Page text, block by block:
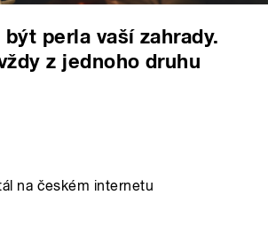
perla vaší zahrady.
z jednoho druhu
na českém internetu